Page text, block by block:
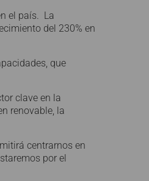
el país. La
del 230% en
que
clave en la
renovable, la
centrarnos en
por el